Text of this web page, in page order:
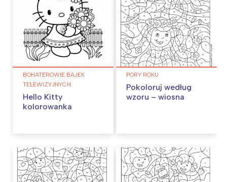
BOHATEROWIE BAJEK
TELEWIZYJNYCH
Hello Kitty
kolorowanka
PORY ROKU
Pokoloruj według
wzoru – wiosna